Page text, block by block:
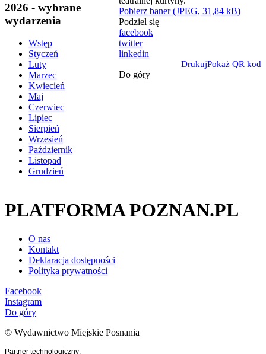
2026 - wybrane
wydarzenia
Wstęp
Styczeń
Luty
Marzec
Kwiecień
Maj
Czerwiec
Lipiec
Sierpień
Wrzesień
Październik
Listopad
Grudzień
Pobierz baner (JPEG, 31,84 kB)
Podziel się
facebook
twitter
linkedin
DrukujPokaż QR kod
Do góry
PLATFORMA POZNAN.PL
O nas
Kontakt
Deklaracja dostępności
Polityka prywatności
Facebook
Instagram
Do góry
© Wydawnictwo Miejskie Posnania
Partner technologiczny: